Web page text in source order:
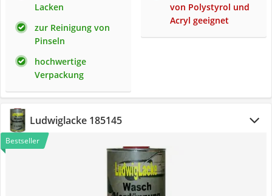
Lacken
zur Reinigung von
Pinseln
hochwertige
Verpackung
von Polystyrol und
Acryl geeignet
Ludwiglacke 185145
Bestseller